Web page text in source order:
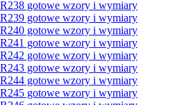
gotowe wzory i wymiary
gotowe wzory i wymiary
gotowe wzory i wymiary
gotowe wzory i wymiary
gotowe wzory i wymiary
gotowe wzory i wymiary
gotowe wzory i wymiary
gotowe wzory i wymiary